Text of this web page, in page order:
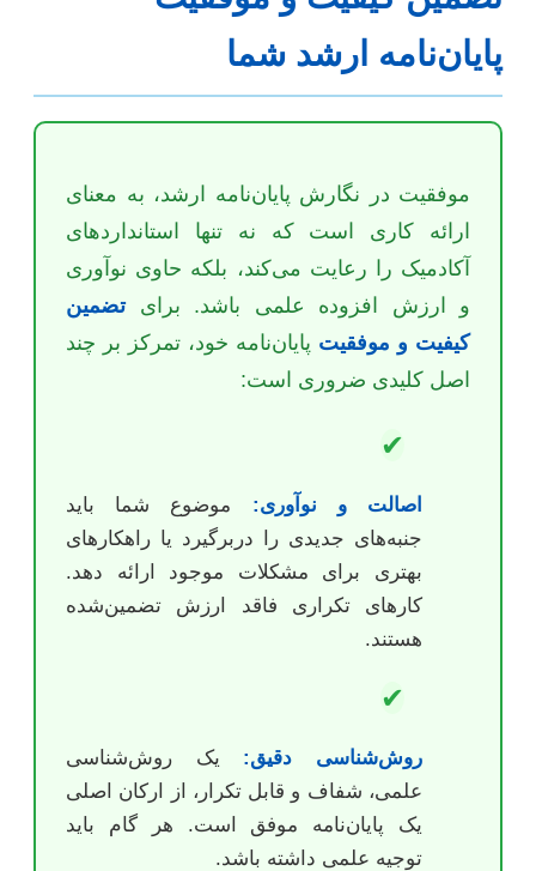
پایان‌نامه ارشد شما
موفقیت در نگارش پایان‌نامه ارشد، به معنای
ارائه کاری است که نه تنها استانداردهای
آکادمیک را رعایت می‌کند، بلکه حاوی نوآوری
و ارزش افزوده علمی باشد. برایتضمین
کیفیت و موفقیت پایان‌نامه خود، تمرکز بر چند
اصل کلیدی ضروری است:
✔
اصالت و نوآوری: موضوع شما باید
جنبه‌های جدیدی را دربرگیرد یا راهکارهای
بهتری برای مشکلات موجود ارائه دهد.
کارهای تکراری فاقد ارزش تضمین‌شده
هستند.
✔
روش‌شناسی دقیق: یک روش‌شناسی
علمی، شفاف و قابل تکرار، از ارکان اصلی
یک پایان‌نامه موفق است. هر گام باید
توجیه علمی داشته باشد.